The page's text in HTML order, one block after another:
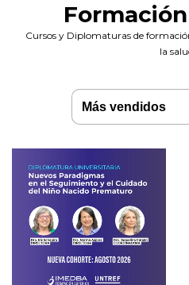
Cursos y Diplomaturas de
la